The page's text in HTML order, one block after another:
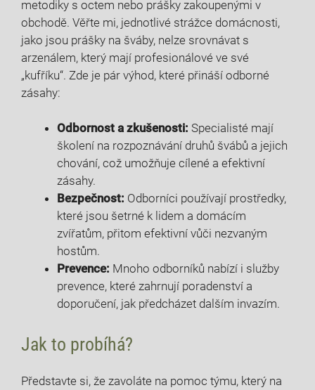
metodiky s‌ octem⁤ nebo prášky zakoupenými‍ v
obchodě.‍ Věřte ⁤mi, jednotlivé strážce ⁤domácnosti,
jako jsou prášky⁣ na šváby, nelze ⁤srovnávat s
arzenálem, který ‌mají profesionálové ve své
„kufříku“. Zde​ je pár⁣ výhod, které přináší ⁣odborné⁣
zásahy:
Odbornost a zkušenosti: Specialisté mají
školení na rozpoznávání druhů švábů a ⁣jejich
chování, ⁢což umožňuje ⁢cílené a efektivní
zásahy.
Bezpečnost: Odborníci používají prostředky,
které jsou šetrné ‍k lidem a domácím⁣
zvířatům, přitom⁣ efektivní vůči nezvaným
hostům.
Prevence: ​Mnoho odborníků nabízí i ⁢služby⁤
prevence, které zahrnují poradenství a
doporučení, jak předcházet dalším invazím.
Jak to probíhá?
Představte si, že⁢ zavoláte na‌ pomoc týmu, který‍ na